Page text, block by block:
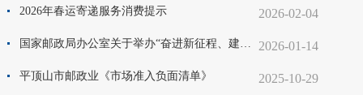
2026年春运寄递服务消费提示 2026-02-04
国家邮政局办公室关于举办“奋进新征程、建功‘十五五’”全国邮政快递青年职工风采展示作品征集展演活动的通知 2026-01-14
平顶山市邮政业《市场准入负面清单》 2025-10-29